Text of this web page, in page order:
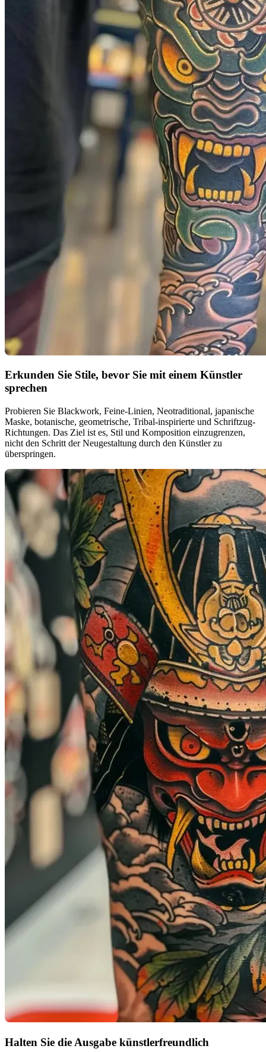
Erkunden Sie Stile, bevor Sie mit einem Künstler
sprechen
Probieren Sie Blackwork, Feine-Linien, Neotraditional, japanische
Maske, botanische, geometrische, Tribal-inspirierte und Schriftzug-
Richtungen. Das Ziel ist es, Stil und Komposition einzugrenzen,
nicht den Schritt der Neugestaltung durch den Künstler zu
überspringen.
Halten Sie die Ausgabe künstlerfreundlich